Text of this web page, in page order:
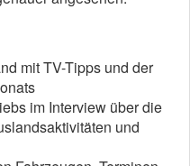
mit TV-Tipps und der
im Interview über die
und